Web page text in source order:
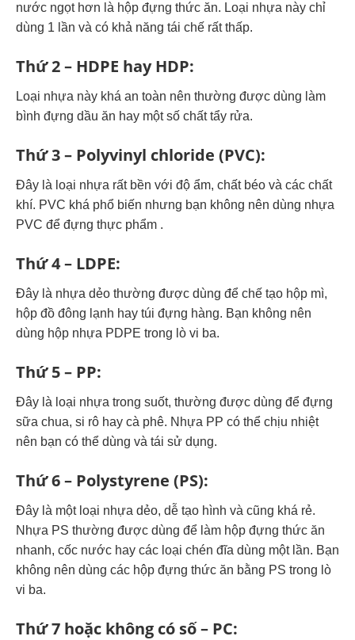
nước ngọt hơn là hộp đựng thức ăn. Loại nhựa này chỉ
dùng 1 lần và có khả năng tái chế rất thấp.
Thứ 2 – HDPE hay HDP:
Loại nhựa này khá an toàn nên thường được dùng làm
bình đựng dầu ăn hay một số chất tẩy rửa.
Thứ 3 – Polyvinyl chloride (PVC):
Đây là loại nhựa rất bền với độ ẩm, chất béo và các chất
khí. PVC khá phổ biến nhưng bạn không nên dùng nhựa
PVC để đựng thực phẩm .
Thứ 4 – LDPE:
Đây là nhựa dẻo thường được dùng để chế tạo hộp mì,
hộp đồ đông lạnh hay túi đựng hàng. Bạn không nên
dùng hộp nhựa PDPE trong lò vi ba.
Thứ 5 – PP:
Đây là loại nhựa trong suốt, thường được dùng để đựng
sữa chua, si rô hay cà phê. Nhựa PP có thể chịu nhiệt
nên bạn có thể dùng và tái sử dụng.
Thứ 6 – Polystyrene (PS):
Đây là một loại nhựa dẻo, dễ tạo hình và cũng khá rẻ.
Nhựa PS thường được dùng để làm hộp đựng thức ăn
nhanh, cốc nước hay các loại chén đĩa dùng một lần. Bạn
không nên dùng các hộp đựng thức ăn bằng PS trong lò
vi ba.
Thứ 7 hoặc không có số – PC: